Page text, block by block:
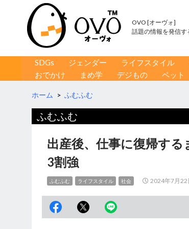
OVO [オーヴォ]
話題の情報を発信す
コンテンツへ移動
SDGs ジェンダー ライフスタイル
おでかけ
まめ学 デジもの ペット
ホーム > ふむふむ
ふむふむ
出産後、仕事に復帰す
3割強
ふむふむ ライフスタイル 社会 2024年7月22